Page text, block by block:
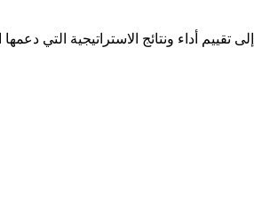
أداء ونتائج الاستراتيجية التي دعمها